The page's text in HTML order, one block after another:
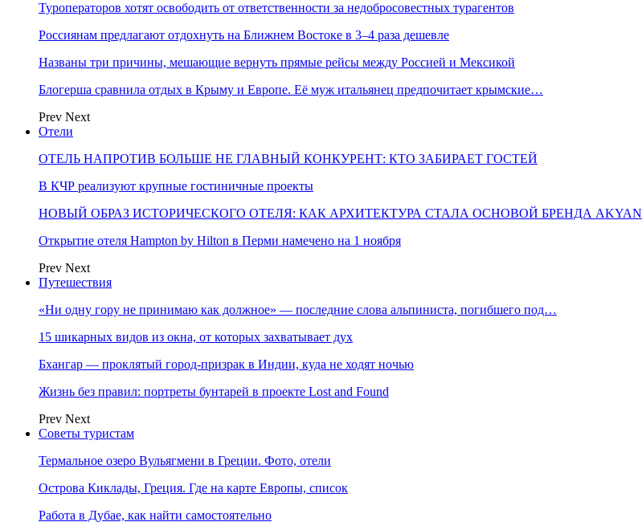
Туроператоров хотят освободить от ответственности за недобросовестных турагентов
Россиянам предлагают отдохнуть на Ближнем Востоке в 3–4 раза дешевле
Названы три причины, мешающие вернуть прямые рейсы между Россией и Мексикой
Блогерша сравнила отдых в Крыму и Европе. Её муж итальянец предпочитает крымские…
Prev Next
Отели
ОТЕЛЬ НАПРОТИВ БОЛЬШЕ НЕ ГЛАВНЫЙ КОНКУРЕНТ: КТО ЗАБИРАЕТ ГОСТЕЙ
В КЧР реализуют крупные гостиничные проекты
НОВЫЙ ОБРАЗ ИСТОРИЧЕСКОГО ОТЕЛЯ: КАК АРХИТЕКТУРА СТАЛА ОСНОВОЙ БРЕНДА AKYAN
Открытие отеля Hampton by Hilton в Перми намечено на 1 ноября
Prev Next
Путешествия
«Ни одну гору не принимаю как должное» — последние слова альпиниста, погибшего под…
15 шикарных видов из окна, от которых захватывает дух
Бхангар — проклятый город-призрак в Индии, куда не ходят ночью
Жизнь без правил: портреты бунтарей в проекте Lost and Found
Prev Next
Советы туристам
Термальное озеро Вульягмени в Греции. Фото, отели
Острова Киклады, Греция. Где на карте Европы, список
Работа в Дубае, как найти самостоятельно